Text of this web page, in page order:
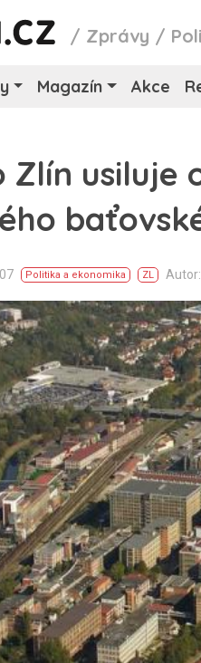
/ Zprávy /
Magazín Akce
Zlín usiluje
Politika a ekonomika ZL